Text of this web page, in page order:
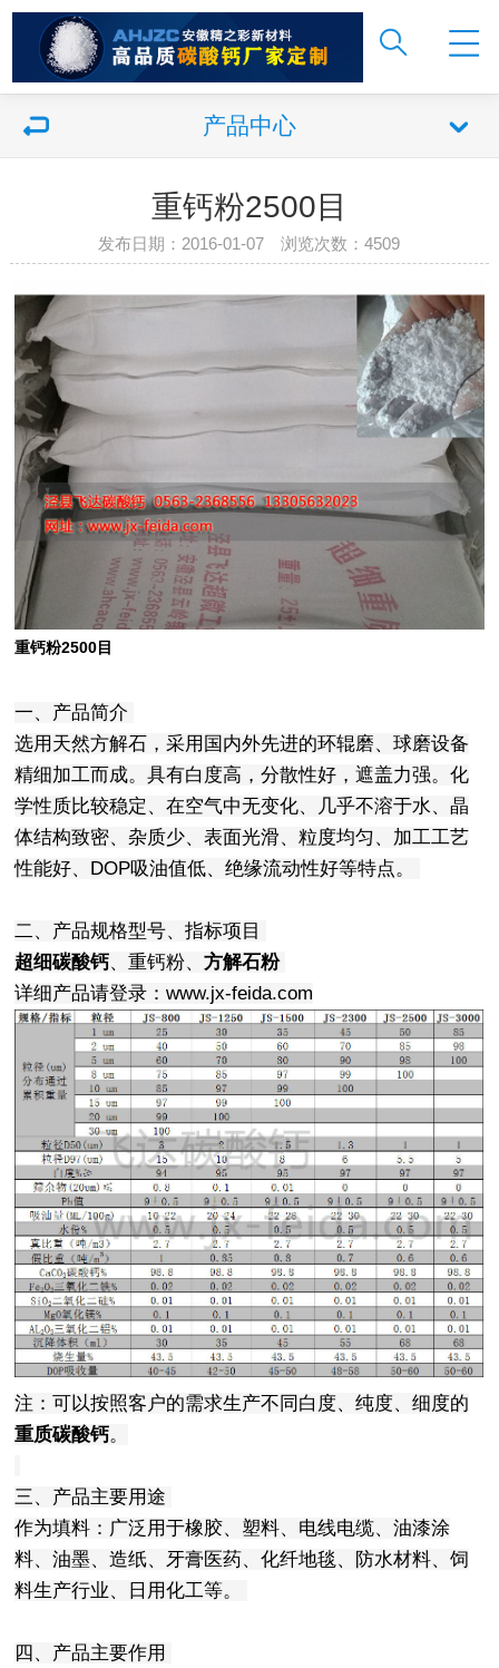
产品中心
重钙粉2500目
发布日期：2016-01-07 浏览次数：4509
重钙粉2500目
一、产品简介
选用天然方解石，采用国内外先进的环辊磨、球磨设备
精细加工而成。具有白度高，分散性好，遮盖力强。化
学性质比较稳定、在空气中无变化、几乎不溶于水、晶
体结构致密、杂质少、表面光滑、粒度均匀、加工工艺
性能好、DOP吸油值低、绝缘流动性好等特点。
二、产品规格型号、指标项目
超细碳酸钙、重钙粉、方解石粉
详细产品请登录：www.jx-feida.com
注：可以按照客户的需求生产不同白度、纯度、细度的
重质碳酸钙。
三、产品主要用途
作为填料：广泛用于橡胶、塑料、电线电缆、油漆涂
料、油墨、造纸、牙膏医药、化纤地毯、防水材料、饲
料生产行业、日用化工等。
四、产品主要作用